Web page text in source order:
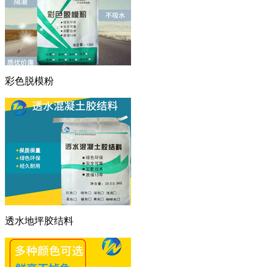
彩色脱模粉
透水地坪胶结料